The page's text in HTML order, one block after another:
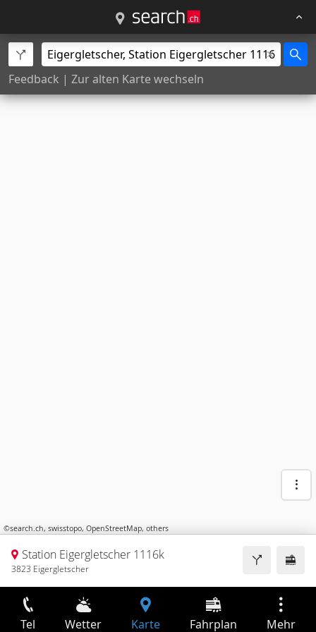
Feedback | Zur alten Karte wechseln
©search.ch, swisstopo, OpenStreetMap, others
Station Eigergletscher 1116k
3823 Eigergletscher
Tel Wetter Karte Fahrplan Mehr